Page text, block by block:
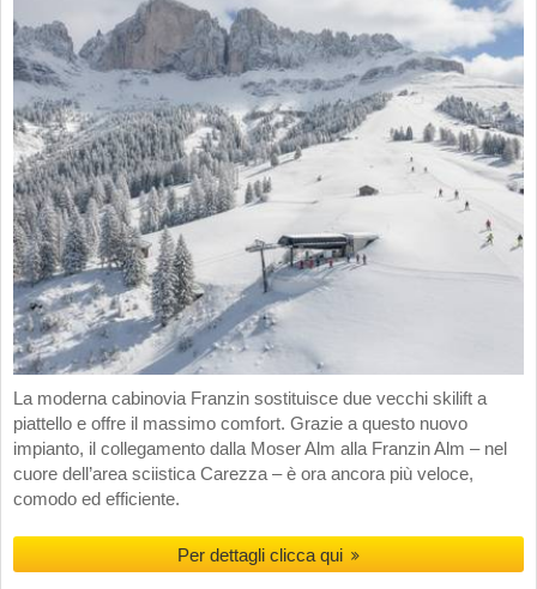
La moderna cabinovia Franzin sostituisce due vecchi skilift a
piattello e offre il massimo comfort. Grazie a questo nuovo
impianto, il collegamento dalla Moser Alm alla Franzin Alm – nel
cuore dell’area sciistica Carezza – è ora ancora più veloce,
comodo ed efficiente.
Per dettagli clicca qui